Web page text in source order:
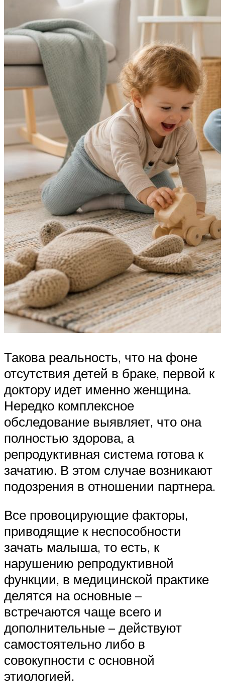
Такова реальность, что на фоне
отсутствия детей в браке, первой к
доктору идет именно женщина.
Нередко комплексное
обследование выявляет, что она
полностью здорова, а
репродуктивная система готова к
зачатию. В этом случае возникают
подозрения в отношении партнера.
Все провоцирующие факторы,
приводящие к неспособности
зачать малыша, то есть, к
нарушению репродуктивной
функции, в медицинской практике
делятся на основные –
встречаются чаще всего и
дополнительные – действуют
самостоятельно либо в
совокупности с основной
этиологией.